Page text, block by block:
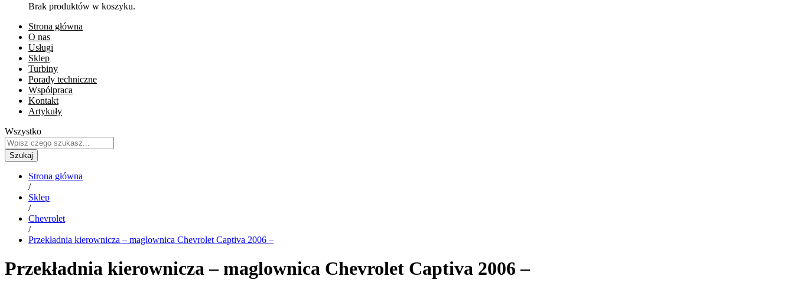
Brak produktów w koszyku.
Strona główna
O nas
Usługi
Sklep
Turbiny
Porady techniczne
Współpraca
Kontakt
Artykuły
Wszystko
Szukaj
Strona główna
/
Sklep
/
Chevrolet
/
Przekładnia kierownicza – maglownica Chevrolet Captiva 2006 –
Przekładnia kierownicza – maglownica Chevrolet Captiva 2006 –